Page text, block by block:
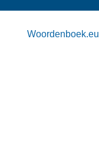
Woordenboek.eu